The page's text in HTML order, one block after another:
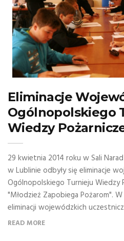
Eliminacje
Ogólnopolskiego
Wiedzy
29 kwietnia 2014 roku w Sali
w Lublinie odbyły się eliminacje
Ogólnopolskiego Turnieju Wiedzy
"Młodzież Zapobiega Pożarom".
eliminacji wojewódzkich
READ MORE